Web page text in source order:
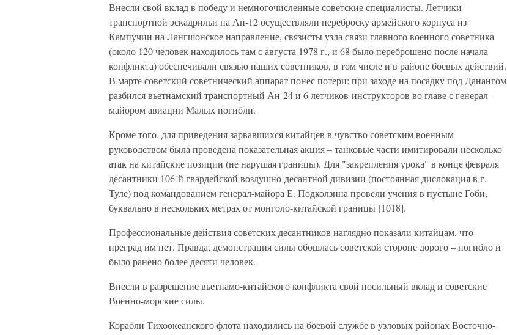
Внесли свой вклад в победу и немногочисленные советские специалисты. Летчики
транспортной эскадрильи на Ан-12 осуществляли переброску армейского корпуса из
Кампучии на Лангшонское направление, связисты узла связи главного военного советника
(около 120 человек находилось там с августа 1978 г., и 68 было переброшено после начала
конфликта) обеспечивали связью наших советников, в том числе и в районе боевых действий.
В марте советский советнический аппарат понес потери: при заходе на посадку под Данангом
разбился вьетнамский транспортный Ан-24 и 6 летчиков-инструкторов во главе с генерал-
майором авиации Малых погибли.
Кроме того, для приведения зарвавшихся китайцев в чувство советским военным
руководством была проведена показательная акция – танковые части имитировали несколько
атак на китайские позиции (не нарушая границы). Для "закрепления урока" в конце февраля
десантники 106-й гвардейской воздушно-десантной дивизии (постоянная дислокация в г.
Туле) под командованием генерал-майора Е. Подколзина провели учения в пустыне Гоби,
буквально в нескольких метрах от монголо-китайской границы [1018].
Профессиональные действия советских десантников наглядно показали китайцам, что
преград им нет. Правда, демонстрация силы обошлась советской стороне дорого – погибло и
было ранено более десяти человек.
Внесли в разрешение вьетнамо-китайского конфликта свой посильный вклад и советские
Военно-морские силы.
Корабли Тихоокеанского флота находились на боевой службе в узловых районах Восточно-